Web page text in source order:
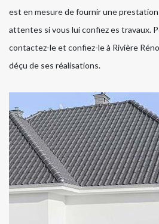
est en mesure de fournir une prestation
attentes si vous lui confiez es travaux.
contactez-le et confiez-le à Rivière
déçu de ses réalisations.